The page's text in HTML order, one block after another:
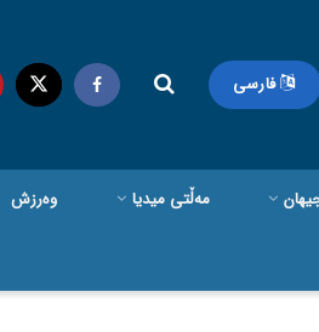
فارسی
مەڵتی میدیا وەرزش